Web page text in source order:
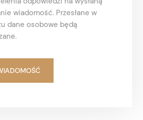
wiadomość. Przesłane w
dane osobowe będą